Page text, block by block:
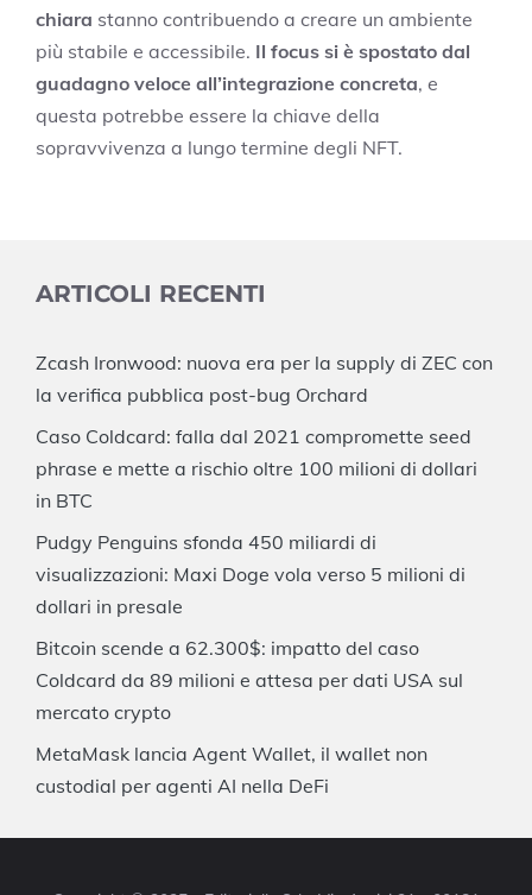
chiara stanno contribuendo a creare un ambiente
più stabile e accessibile. Il focus si è spostato dal
guadagno veloce all’integrazione concreta, e
questa potrebbe essere la chiave della
sopravvivenza a lungo termine degli NFT.
ARTICOLI RECENTI
Zcash Ironwood: nuova era per la supply di ZEC con
la verifica pubblica post-bug Orchard
Caso Coldcard: falla dal 2021 compromette seed
phrase e mette a rischio oltre 100 milioni di dollari
in BTC
Pudgy Penguins sfonda 450 miliardi di
visualizzazioni: Maxi Doge vola verso 5 milioni di
dollari in presale
Bitcoin scende a 62.300$: impatto del caso
Coldcard da 89 milioni e attesa per dati USA sul
mercato crypto
MetaMask lancia Agent Wallet, il wallet non
custodial per agenti AI nella DeFi